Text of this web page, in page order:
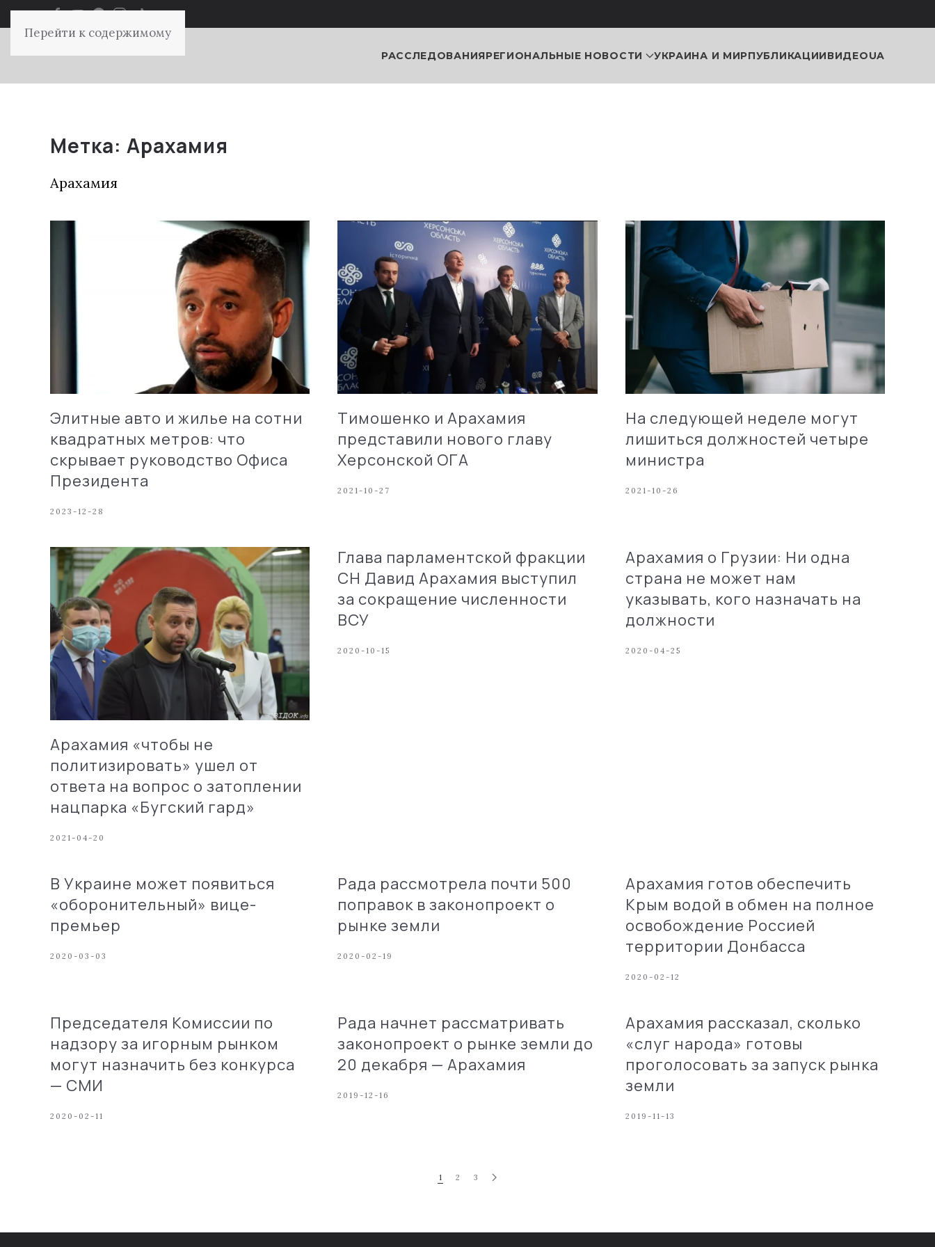
Перейти к содержимому
РАССЛЕДОВАНИЯРЕГИОНАЛЬНЫЕ НОВОСТИ УКРАИНА И МИРПУБЛИКАЦИИВИДЕОUA
Метка: Арахамия
Арахамия
Элитные авто и жилье на сотни
квадратных метров: что
скрывает руководство Офиса
Президента
2023-12-28
Тимошенко и Арахамия
представили нового главу
Херсонской ОГА
2021-10-27
На следующей неделе могут
лишиться должностей четыре
министра
2021-10-26
Арахамия «чтобы не
политизировать» ушел от
ответа на вопрос о затоплении
нацпарка «Бугский гард»
2021-04-20
Глава парламентской фракции
СН Давид Арахамия выступил
за сокращение численности
ВСУ
2020-10-15
Арахамия о Грузии: Ни одна
страна не может нам
указывать, кого назначать на
должности
2020-04-25
В Украине может появиться
«оборонительный» вице-
премьер
2020-03-03
Рада рассмотрела почти 500
поправок в законопроект о
рынке земли
2020-02-19
Арахамия готов обеспечить
Крым водой в обмен на полное
освобождение Россией
территории Донбасса
2020-02-12
Председателя Комиссии по
надзору за игорным рынком
могут назначить без конкурса
— СМИ
2020-02-11
Рада начнет рассматривать
законопроект о рынке земли до
20 декабря — Арахамия
2019-12-16
Арахамия рассказал, сколько
«слуг народа» готовы
проголосовать за запуск рынка
земли
2019-11-13
1 2 3